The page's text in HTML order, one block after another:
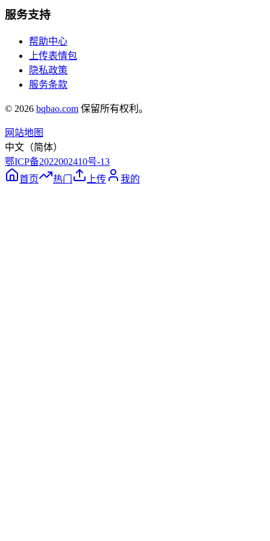
服务支持
帮助中心
上传表情包
隐私政策
服务条款
© 2026 bqbao.com 保留所有权利。
网站地图
中文（简体）
鄂ICP备2022002410号-13
首页
热门 上传 我的